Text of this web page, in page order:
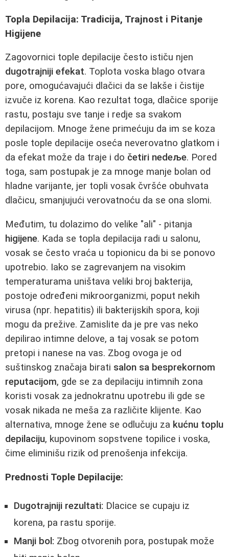
Topla Depilacija: Tradicija, Trajnost i Pitanje
Higijene
Zagovornici tople depilacije često ističu njen
dugotrajniji efekat. Toplota voska blago otvara
pore, omogućavajući dlačici da se lakše i čistije
izvuče iz korena. Kao rezultat toga, dlačice sporije
rastu, postaju sve tanje i redje sa svakom
depilacijom. Mnoge žene primećuju da im se koza
posle tople depilacije oseća neverovatno glatkom i
da efekat može da traje i do četiri nedeље. Pored
toga, sam postupak je za mnoge manje bolan od
hladne varijante, jer topli vosak čvršće obuhvata
dlačicu, smanjujući verovatnoću da se ona slomi.
Međutim, tu dolazimo do velike "ali" - pitanja
higijene. Kada se topla depilacija radi u salonu,
vosak se često vraća u topionicu da bi se ponovo
upotrebio. Iako se zagrevanjem na visokim
temperaturama uništava veliki broj bakterija,
postoje određeni mikroorganizmi, poput nekih
virusa (npr. hepatitis) ili bakterijskih spora, koji
mogu da prežive. Zamislite da je pre vas neko
depilirao intimne delove, a taj vosak se potom
pretopi i nanese na vas. Zbog ovoga je od
suštinskog značaja birati salon sa besprekornom
reputacijom, gde se za depilaciju intimnih zona
koristi vosak za jednokratnu upotrebu ili gde se
vosak nikada ne meša za različite klijente. Kao
alternativa, mnoge žene se odlučuju za kućnu toplu
depilaciju, kupovinom sopstvene topilice i voska,
čime eliminišu rizik od prenošenja infekcija.
Prednosti Tople Depilacije:
Dugotrajniji rezultati: Dlacice se cupaju iz
korena, pa rastu sporije.
Manji bol: Zbog otvorenih pora, postupak može